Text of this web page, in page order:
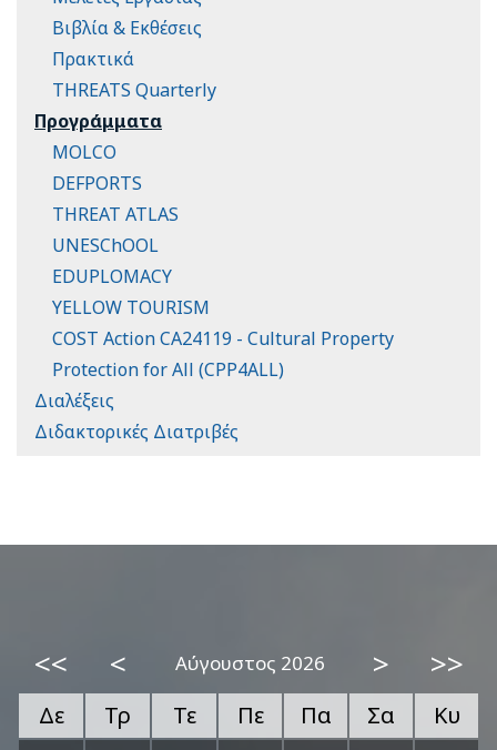
Βιβλία & Εκθέσεις
Πρακτικά
THREATS Quarterly
Προγράμματα
MOLCO
DEFPORTS
THREAT ATLAS
UNESChOOL
EDUPLOMACY
YELLOW TOURISM
COST Action CA24119 - Cultural Property
Protection for All (CPP4ALL)
Διαλέξεις
Διδακτορικές Διατριβές
<< < Αύγουστος 2026 > >>
Δε Τρ Τε Πε Πα Σα
Κυ